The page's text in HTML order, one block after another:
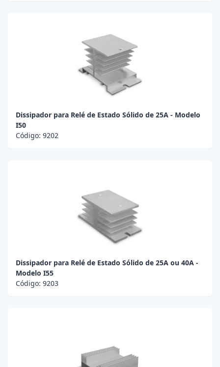
Dissipador para Relé de Estado Sólido de 25A - Modelo
I50
Código: 9202
Dissipador para Relé de Estado Sólido de 25A ou 40A -
Modelo I55
Código: 9203